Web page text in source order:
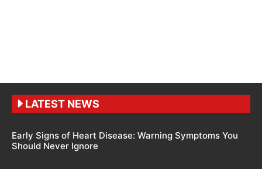
LATEST NEWS
Early Signs of Heart Disease: Warning Symptoms You
Should Never Ignore